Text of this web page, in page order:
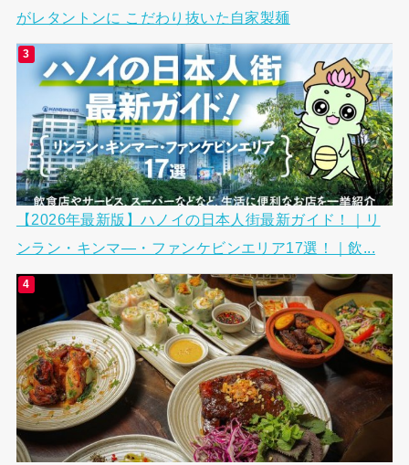
がレタントンに こだわり抜いた自家製麺
【2026年最新版】ハノイの日本人街最新ガイド！｜リ
ンラン・キンマ―・ファンケビンエリア17選！｜飲...